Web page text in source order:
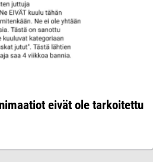
eivät ole tarkoitettu